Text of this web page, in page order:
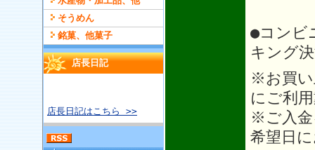
そうめん
銘菓、他菓子
店長日記
店長日記はこちら >>
●コンビ
キング
※お買い
にご利
※ご入金
希望日